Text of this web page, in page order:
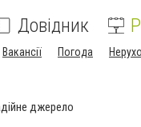
Довідник
Вакансії Погода
джерело